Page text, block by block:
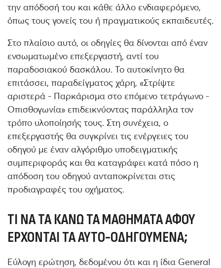
την απόδοσή του και κάθε άλλο ενδιαφερόμενο,
όπως τους γονείς του ή πραγματικούς εκπαιδευτές.
Στο πλαίσιο αυτό, οι οδηγίες θα δίνονται από έναν
ενσωματωμένο επεξεργαστή, αντί του
παραδοσιακού δασκάλου. Το αυτοκίνητο θα
επιτάσσει, παραδείγματος χάρη, «Στρίψτε
αριστερά - Παρκάρισμα στο επόμενο τετράγωνο -
Οπισθογωνία» επιδεικνύοντας παράλληλα τον
τρόπο υλοποίησής τους. Στη συνέχεια, ο
επεξεργαστής θα συγκρίνει τις ενέργειες του
οδηγού με έναν αλγόριθμο υποδειγματικής
συμπεριφοράς και θα καταγράφει κατά πόσο η
απόδοση του οδηγού ανταποκρίνεται στις
προδιαγραφές του οχήματος.
ΤΙ ΝΑ ΤΑ ΚΆΝΩ ΤΑ ΜΑΘΉΜΑΤΑ ΑΦΟΎ
ΈΡΧΟΝΤΑΙ ΤΑ ΑΥΤΌ-ΟΔΗΓΟΎΜΕΝΑ;
Εύλογη ερώτηση, δεδομένου ότι και η ίδια General